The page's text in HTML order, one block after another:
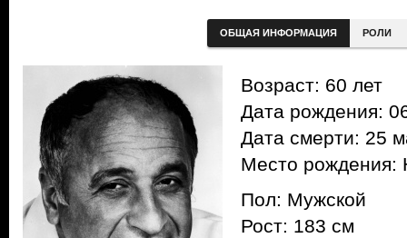
ОБЩАЯ ИНФОРМАЦИЯ РОЛИ
Возраст: 60 лет
Дата рождения:
Дата смерти: 25
Место
Пол: Мужской
Рост: 183 см